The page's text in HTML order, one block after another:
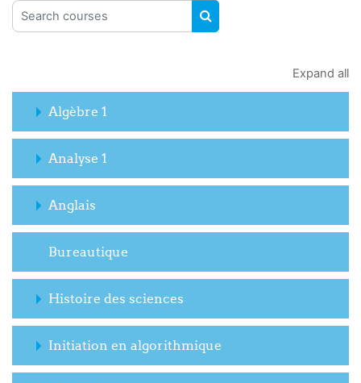
Search courses
SEARCH COURSES
Expand all
Algèbre 1
Analyse 1
Anglais
Bureautique
Histoire des sciences
Initiation en algorithmique